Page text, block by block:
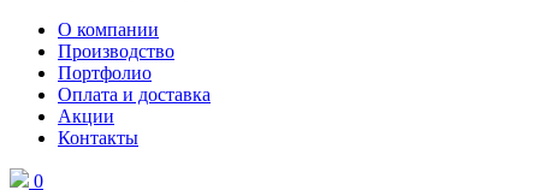
О компании
Производство
Портфолио
Оплата и доставка
Акции
Контакты
0